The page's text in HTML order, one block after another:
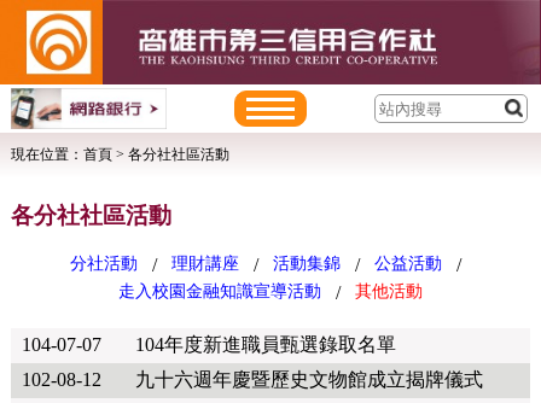
現在位置： 首頁> 各分社社區活動
各分社社區活動
分社活動 / 理財講座 / 活動集錦 / 公益活動 /
走入校園金融知識宣導活動 / 其他活動
104-07-07
104年度新進職員甄選錄取名單
102-08-12
九十六週年慶暨歷史文物館成立揭牌儀式